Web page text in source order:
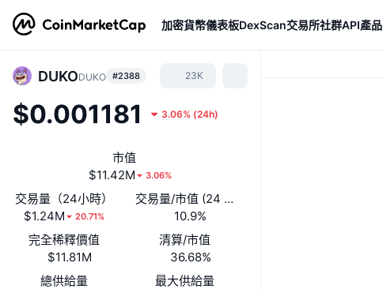
加密貨幣儀表板DexScan交易所社群API產品
DUKODUKO #2388 23K
$0.001181 3.06% (24h)
市值
$11.42M
3.06%
交易量（24小時）
$1.24M
20.71%
交易量/市值 (24 小時)
10.9%
完全稀釋價值
$11.81M
清算/市值
36.68%
總供給量
最大供給量